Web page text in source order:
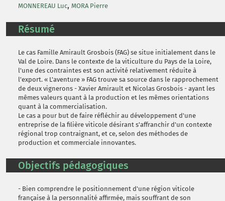
MONNEREAU Luc, MORA Pierre
Résumé
Le cas Famille Amirault Grosbois (FAG) se situe initialement dans le
Val de Loire. Dans le contexte de la viticulture du Pays de la Loire,
l'une des contraintes est son activité relativement réduite à
l'export. « L'aventure » FAG trouve sa source dans le rapprochement
de deux vignerons - Xavier Amirault et Nicolas Grosbois - ayant les
mêmes valeurs quant à la production et les mêmes orientations
quant à la commercialisation.
Le cas a pour but de faire réfléchir au développement d'une
entreprise de la filière viticole désirant s'affranchir d'un contexte
régional trop contraignant, et ce, selon des méthodes de
production et commerciale innovantes.
Objectifs pédagogiques
- Bien comprendre le positionnement d'une région viticole
française à la personnalité affirmée, mais souffrant de son